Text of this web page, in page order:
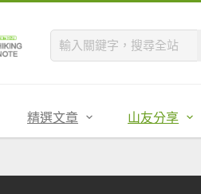
精選文章 山友分享